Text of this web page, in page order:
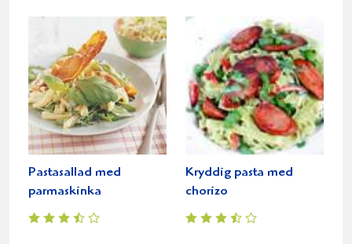
Pastasallad med
parmaskinka
Kryddig pasta med
chorizo